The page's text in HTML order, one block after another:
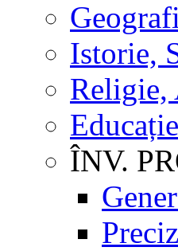
Istorie,
Religie,
ÎNV.